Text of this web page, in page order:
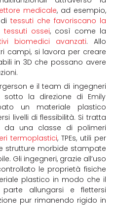
medicale, ad esempio,
tessuti che favoriscano la
tessuti ossei, così come la
biomedici avanzati. Allo
campi, si lavora per creare
in 3D che possano avere
e il team di ingegneri
sotto la direzione di Emily
un materiale plastico
livelli di flessibilità. Si tratta
una classe di polimeri
termoplastici, TPEs, utili per
strutture morbide stampate
Gli ingegneri, grazie all’uso
le proprietà fisiche
plastico in modo che il
allungarsi e flettersi
pur rimanendo rigido in